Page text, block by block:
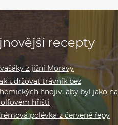
recepty
z jižní Moravy
udržovat trávník bez
hnojiv, aby byl jako na
hřišti
polévka z červené řepy